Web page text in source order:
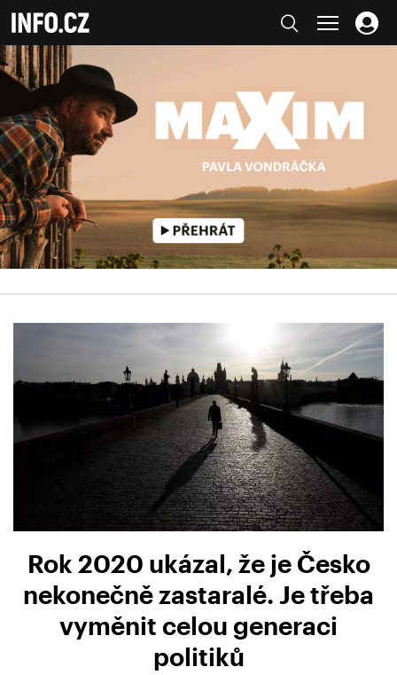
Rok 2020 ukázal, že je Česko
nekonečně zastaralé. Je třeba
vyměnit celou generaci
politiků